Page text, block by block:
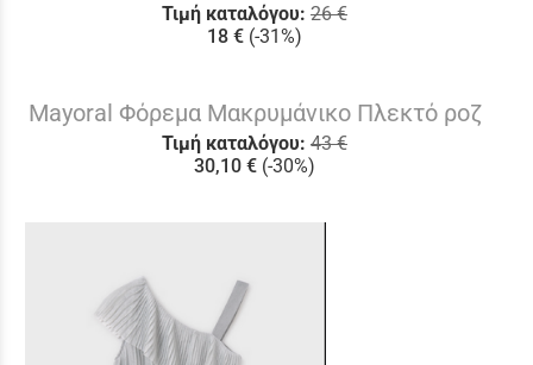
Τιμή καταλόγου: 26 €
18 € (-31%)
Mayoral Φόρεμα Μακρυμάνικο Πλεκτό ροζ
Τιμή καταλόγου: 43 €
30,10 € (-30%)